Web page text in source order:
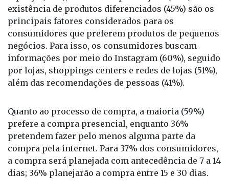
existência de produtos diferenciados (45%) são os
principais fatores considerados para os
consumidores que preferem produtos de pequenos
negócios. Para isso, os consumidores buscam
informações por meio do Instagram (60%), seguido
por lojas, shoppings centers e redes de lojas (51%),
além das recomendações de pessoas (41%).
Quanto ao processo de compra, a maioria (59%)
prefere a compra presencial, enquanto 36%
pretendem fazer pelo menos alguma parte da
compra pela internet. Para 37% dos consumidores,
a compra será planejada com antecedência de 7 a 14
dias; 36% planejarão a compra entre 15 e 30 dias.